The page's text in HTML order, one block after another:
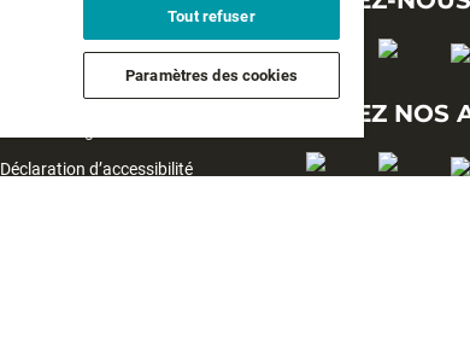
Politique de confidentialité
Déclaration d’accessibilité
SUIVEZ NOS
Tout refuser
Paramètres des cookies